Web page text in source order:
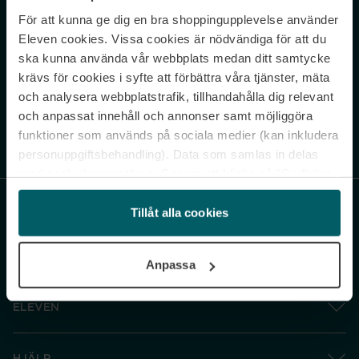
För att kunna ge dig en bra shoppingupplevelse använder
Eleven cookies. Vissa cookies är nödvändiga för att du
ska kunna använda vår webbplats medan ditt samtycke
krävs för cookies i syfte att förbättra våra tjänster, mäta
och analysera webbplatstrafik, tillhandahålla dig relevant
och anpassat innehåll och annonser samt möjliggöra
funktioner som används på sociala medier (kan inkludera
personuppgiftsbehandling). Data som samlas in delas
och gå vidare” accepterar du samtliga cookies medan du
under ”Inställningar” kan anpassa användningen av
cookies. Du kan återkalla ditt samtycke när som helst.
Tillåt alla cookies
Anpassa
Never miss a beat.
Sign up to our newsletter.
Genom att prenumerera accepterar du vår Integritetspolicy. Avprenumerera
ELEVEN